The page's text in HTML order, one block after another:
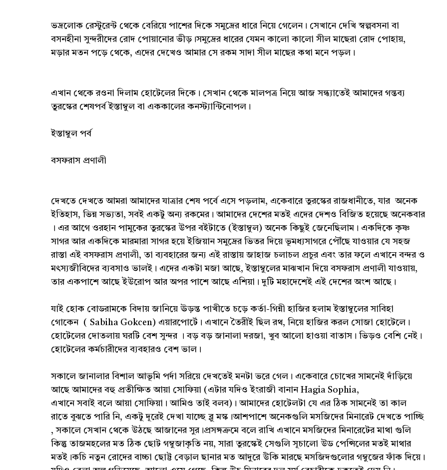
ভদ্রলোক রেস্টুরেন্ট থেকে বেরিয়ে পাশের দিকে সমুদ্রের ধারে নিয়ে গেলেন। সেখানে দেখি স্বল্পবসনা বা
বসনহীনা সুন্দরীদের রোদ পোয়ানোর ভীড়।সমুদ্রের ধারের যেমন কালো কালো সীল মাছেরা রোদ পোহায়,
মড়ার মতন পড়ে থেকে, এদের দেখেও আমার সে রকম সাদা সীল মাছের কথা মনে পড়ল।
এখান থেকে রওনা দিলাম হোটেলের দিকে। সেখান থেকে মালপত্র নিয়ে আজ সন্ধ্যাতেই আমাদের গন্তব্য
তু্রস্কের শেষপর্ব ইস্তাম্বুল বা এককালের কনস্ট্যান্টিনোপল।
ইস্তাম্বুল পর্ব
বসফরাস প্রণালী
দেখতে দেখতে আমরা আমাদের যাত্রার শেষ পর্বে এসে পড়লাম, একেবারে তুরস্কের রাজধানীতে, যার অনেক
ইতিহাস, ভিন্ন সভ্যতা, সবই একটু অন্য রকমের। আমাদের দেশের মতই এদের দেশও বিজিত হয়েছে অনেকবার
। এর আগে ওরহান পামুকের তুরস্কের উপর বইটাতে (ইস্তাম্বুল) অনেক কিছুই জেনেছিলাম। একদিকে কৃষ্ণ
সাগর আর একদিকে মারমারা সাগর হয়ে ইজিয়ান সমুদ্রের ভিতর দিয়ে ভূমধ্যসাগরে পৌঁছে যাওয়ার যে সহজ
রাস্তা এই বসফরাস প্রণালী, তা ব্যবহারের জন্য এই রাস্তায় জাহাজ চলাচল প্রচুর এবং তার ফলে এখানে বন্দর ও
মৎস্যজীবিদের ব্যবসাও ভালই। এদের একটা মজা আছে, ইস্তাম্বুলের মাঝখান দিয়ে বসফরাস প্রণালী যাওয়ায়,
তার একপাশে আছে ইউরোপ আর অপর পাশে আছে এশিয়া। দুটি মহাদেশেই এই দেশের অংশ আছে।
যাই হোক বোডরামকে বিদায় জানিয়ে ঊড়ন্ত পাখীতে চড়ে কর্তা-গিন্নী হাজির হলাম ইস্তাম্বুলের সাবিহা
গোকেন ( Sabiha Gokcen) এয়ারপোর্টে। এখানে তৈরীই ছিল রথ, নিয়ে হাজির করল সোজা হোটেলে।
হোটেলের দোতলায় ঘরটি বেশ সুন্দর । বড় বড় জানালা দরজা, খুব আলো হাওয়া বাতাস। ভিড়ও বেশি নেই।
হোটেলের কর্মচারীদের ব্যবহারও বেশ ভাল।
সকালে জানালার বিশাল আভূমি পর্দা সরিয়ে দেখতেই মনটা ভরে গেল। একেবারে চোখের সামনেই দাঁড়িয়ে
আছে আমাদের বহু প্রতীক্ষিত আয়া সোফিয়া (এটার যদিও ইংরাজী বানান Hagia Sophia,
এখানে সবাই বলে আয়া সোফিয়া। আমিও তাই বলব)। আমাদের হোটেলটা যে এর ঠিক সামনেই তা কাল
রাতে বুঝতে পারি নি, একটু দূরেই দেখা যাচ্ছে ব্লু মস্ক।আশপাশে অনেকগুলি মসজিদের মিনারেট দেখতে পাচ্ছি
, সকালে সেখান থেকে উঠছে আজানের সুর।প্রসঙ্গক্রমে বলে রাখি এখানে মসজিদের মিনারেটের মাথা গুলি
কিন্তু তাজমহলের মত ঠিক ছোট গম্বুজাকৃতি নয়, সারা তুরস্কেই সেগুলি সূচালো উড পেন্সিলের মতই মাথার
মতই।কচি নতুন রোদের বাচ্চা ছোট্ট বেড়াল ছানার মত আদুরে উঁকি মারছে মসজিদগুলোর গম্বুজের ফাঁক দিয়ে।